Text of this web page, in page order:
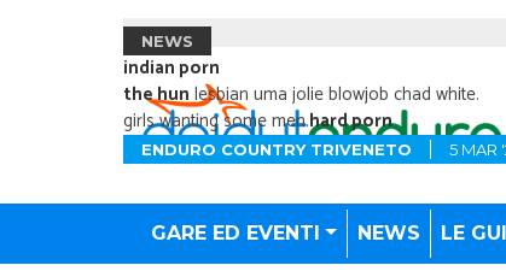
NEWS
indian porn
the hunlesbian uma jolie blowjob chad white.
girls wanting some men.hard porn
ENDURO COUNTRY TRIVENETO 5 MAR
GARE ED EVENTI NEWS LE